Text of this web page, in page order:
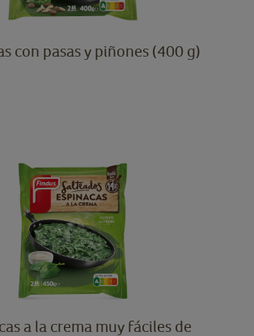
con pasas y piñones (400 g)
a la crema muy fáciles de